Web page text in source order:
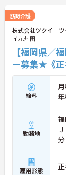
訪問介護
株式会社ツクイ ツ
イ九州圏
【福岡県／
ー募集★《正
給料
勤務地
分
雇用形態